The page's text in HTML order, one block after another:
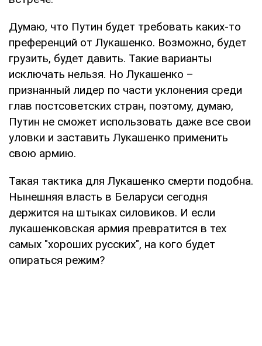
Думаю, что Путин будет требовать каких-то
преференций от Лукашенко. Возможно, будет
грузить, будет давить. Такие варианты
исключать нельзя. Но Лукашенко –
признанный лидер по части уклонения среди
глав постсоветских стран, поэтому, думаю,
Путин не сможет использовать даже все свои
уловки и заставить Лукашенко применить
свою армию.
Такая тактика для Лукашенко смерти подобна.
Нынешняя власть в Беларуси сегодня
держится на штыках силовиков. И если
лукашенковская армия превратится в тех
самых "хороших русских", на кого будет
опираться режим?